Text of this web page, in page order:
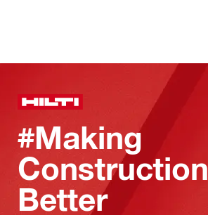
#Making
Construction
Better